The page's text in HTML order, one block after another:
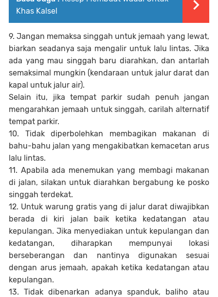
Khas Kalsel
9. Jangan memaksa singgah untuk jemaah yang lewat,
biarkan seadanya saja mengalir untuk lalu lintas. Jika
ada yang mau singgah baru diarahkan, dan antarlah
semaksimal mungkin (kendaraan untuk jalur darat dan
kapal untuk jalur air).
Selain itu, jika tempat parkir sudah penuh jangan
mengarahkan jemaah untuk singgah, carilah alternatif
tempat parkir.
10. Tidak diperbolehkan membagikan makanan di
bahu-bahu jalan yang mengakibatkan kemacetan arus
lalu lintas.
11. Apabila ada menemukan yang membagi makanan
di jalan, silakan untuk diarahkan bergabung ke posko
singgah terdekat.
12. Untuk warung gratis yang di jalur darat diwajibkan
berada di kiri jalan baik ketika kedatangan atau
kepulangan. Jika menyediakan untuk kepulangan dan
kedatangan, diharapkan mempunyai lokasi
berseberangan dan nantinya digunakan sesuai
dengan arus jemaah, apakah ketika kedatangan atau
kepulangan.
13. Tidak dibenarkan adanya spanduk, baliho atau